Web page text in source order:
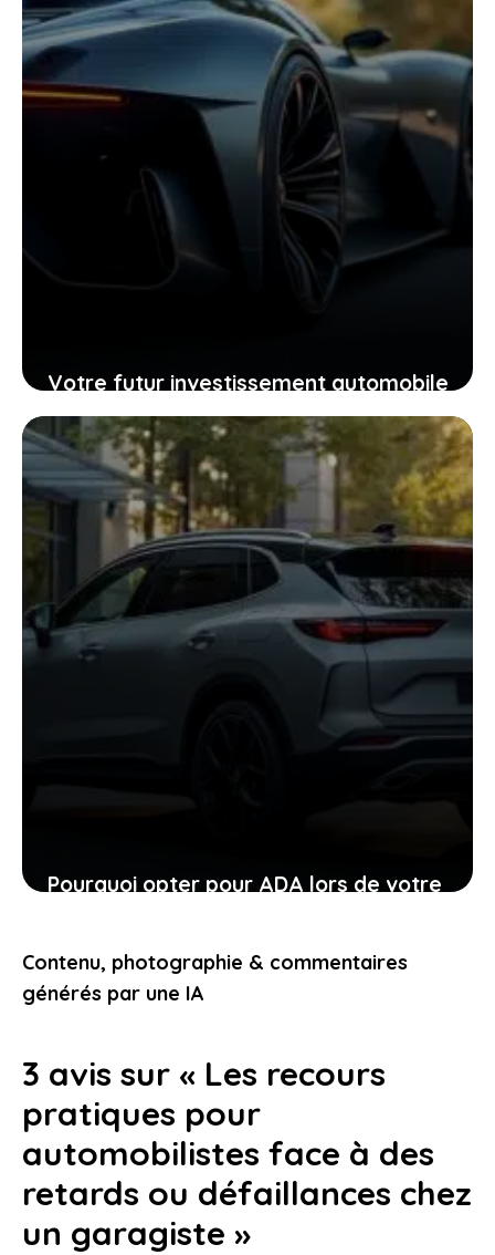
Votre futur investissement automobile
: pourquoi la GTR ou la RZ d’Ultima
supercar pourraient vous surprendre
24 janvier 2026
Pourquoi opter pour ADA lors de votre
étape
24 janvier 2026
Contenu, photographie & commentaires
générés par une IA
3 avis sur « Les recours
pratiques pour
automobilistes face à des
retards ou défaillances chez
un garagiste »